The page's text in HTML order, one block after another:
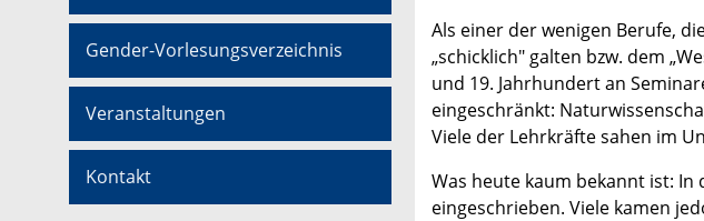
Gender-Vorlesungsverzeichnis
Veranstaltungen
Kontakt
Als einer der wenigen Berufe,
„schicklich" galten bzw. dem
und 19. Jahrhundert an
eingeschränkt:
Viele der Lehrkräfte sahen im
Was heute kaum bekannt ist: In
eingeschrieben. Viele kamen